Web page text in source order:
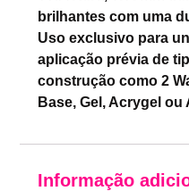
brilhantes com uma
Uso exclusivo para
aplicação prévia de
construção como 2
Base, Gel, Acrygel ou
Informação